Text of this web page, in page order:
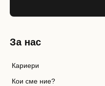
За нас
Кариери
Кои сме ние?